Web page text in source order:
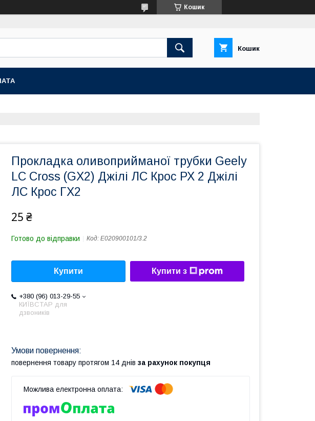
Кошик
Кошик
Прокладка оливоприйманої трубки Geely
LC Cross (GX2) Джілі ЛС Крос РХ 2 Джілі
ЛС Крос ГХ2
25 ₴
Готово до відправки Код: E020900101/3.2
Купити Купити з
+380 (96) 013-29-55
КИЇВСТАР для
дзвоників
повернення товару протягом 14 днів за рахунок покупця